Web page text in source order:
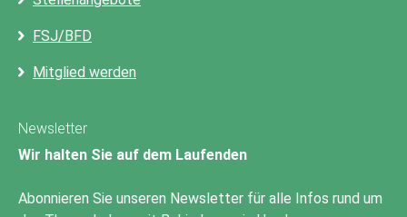
FSJ/BFD
Mitglied werden
Newsletter
Wir halten Sie auf dem Laufenden
Abonnieren Sie unseren Newsletter für alle Infos rund um